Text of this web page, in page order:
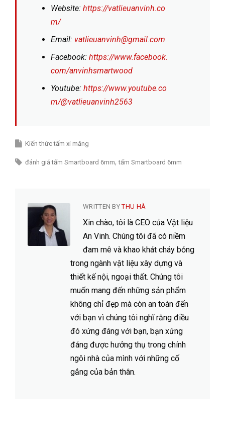
Website: https://vatlieuanvinh.co
m/
Email: vatlieuanvinh@gmail.com
Facebook: https://www.facebook.
com/anvinhsmartwood
Youtube: https://www.youtube.co
m/@vatlieuanvinh2563
Kiến thức tấm xi măng
đánh giá tấm Smartboard 6mm tấm Smartboard 6mm
WRITTEN BYTHU HÀ
Xin chào, tôi là CEO của Vật liệu
An Vinh. Chúng tôi đã có niềm
đam mê và khao khát cháy bỏng
trong ngành vật liệu xây dựng và
thiết kế nội, ngoại thất. Chúng tôi
muốn mang đến những sản phẩm
không chỉ đẹp mà còn an toàn đến
với bạn vì chúng tôi nghĩ rằng điều
đó xứng đáng với bạn, bạn xứng
đáng được hưởng thụ trong chính
ngôi nhà của mình với những cố
gắng của bản thân.